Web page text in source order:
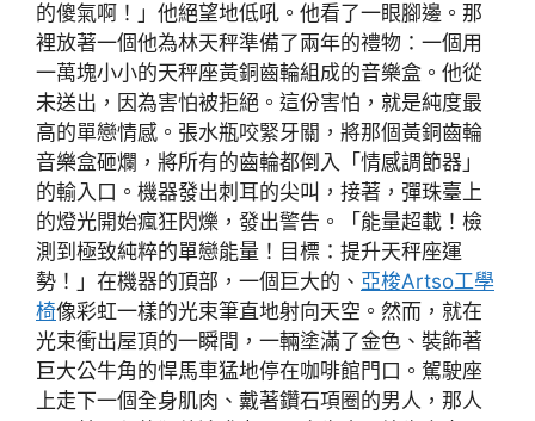
的傻氣啊！」他絕望地低吼。他看了一眼腳邊。那
裡放著一個他為林天秤準備了兩年的禮物：一個用
一萬塊小小的天秤座黃銅齒輪組成的音樂盒。他從
未送出，因為害怕被拒絕。這份害怕，就是純度最
高的單戀情感。張水瓶咬緊牙關，將那個黃銅齒輪
音樂盒砸爛，將所有的齒輪都倒入「情感調節器」
的輸入口。機器發出刺耳的尖叫，接著，彈珠臺上
的燈光開始瘋狂閃爍，發出警告。「能量超載！檢
測到極致純粹的單戀能量！目標：提升天秤座運
勢！」在機器的頂部，一個巨大的、 亞梭Artso工學
椅像彩虹一樣的光束筆直地射向天空。然而，就在
光束衝出屋頂的一瞬間，一輛塗滿了金色、裝飾著
巨大公牛角的悍馬車猛地停在咖啡館門口。駕駛座
上走下一個全身肌肉、戴著鑽石項圈的男人，那人